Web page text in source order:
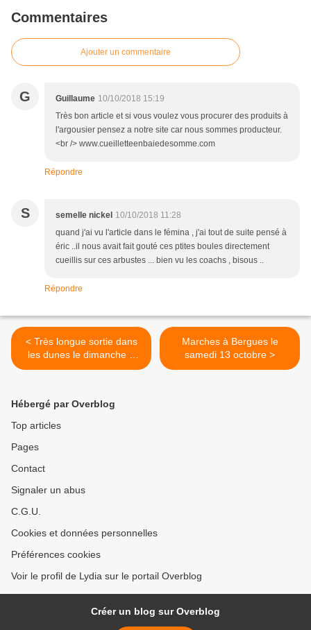
Commentaires
Ajouter un commentaire
G Guillaume 10/10/2018 15:19
Très bon article et si vous voulez vous procurer des produits à
l'argousier pensez a notre site car nous sommes producteur.
<br /> www.cueilletteenbaiedesomme.com
Répondre
S semelle nickel 10/10/2018 11:28
quand j'ai vu l'article dans le fémina , j'ai tout de suite pensé à
éric ..il nous avait fait gouté ces ptites boules directement
cueillis sur ces arbustes ... bien vu les coachs , bisous ..
Répondre
< Très longue sortie dans
les dunes le dimanche 7
octobre
Marches à Bergues le
samedi 13 octobre >
Hébergé par Overblog
Top articles
Pages
Contact
Signaler un abus
C.G.U.
Cookies et données personnelles
Préférences cookies
Voir le profil de Lydia sur le portail Overblog
Créer un blog sur Overblog